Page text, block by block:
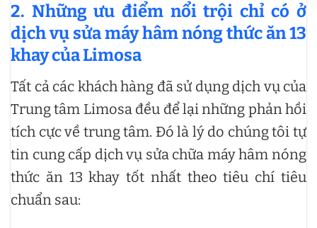
2. Những ưu điểm nổi trội chỉ có ở
dịch vụ sửa máy hâm nóng thức ăn 13
khay của Limosa
Tất cả các khách hàng đã sử dụng dịch vụ của
Trung tâm Limosa đều để lại những phản hồi
tích cực về trung tâm. Đó là lý do chúng tôi tự
tin cung cấp dịch vụ sửa chữa máy hâm nóng
thức ăn 13 khay tốt nhất theo tiêu chí tiêu
chuẩn sau: